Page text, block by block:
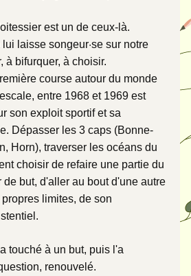
est un de ceux-là.
lui laisse songeur·se sur notre
à bifurquer, à choisir.
course autour du monde
entre 1968 et 1969 est
son exploit sportif et sa
Dépasser les 3 caps (Bonne-
Horn), traverser les océans du
choisir de refaire une partie du
but, d'aller au bout d'une autre
limites, de son
touché à un but, puis l'a
renouvelé.